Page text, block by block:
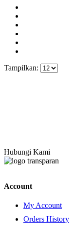
Tampilkan:
Hubungi Kami
Account
My Account
Orders History